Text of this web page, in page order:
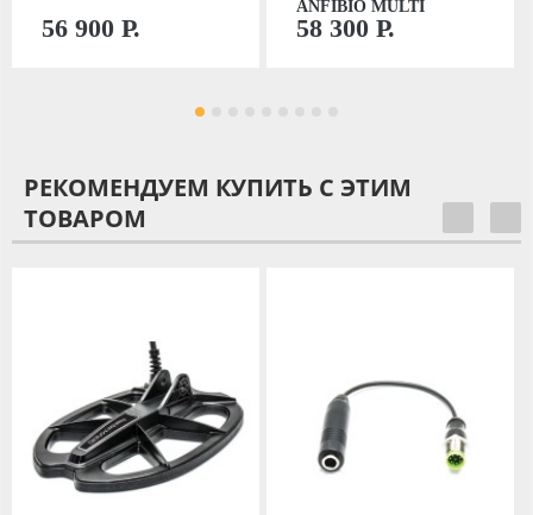
56 900 Р.
ANFIBIO MULTI
58 300 Р.
РЕКОМЕНДУЕМ КУПИТЬ С ЭТИМ
ТОВАРОМ